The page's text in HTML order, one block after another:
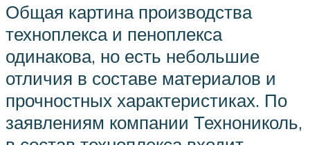
Общая картина производства
техноплекса и пеноплекса
одинакова, но есть небольшие
отличия в составе материалов и
прочностных характеристиках. По
заявлениям компании Технониколь,